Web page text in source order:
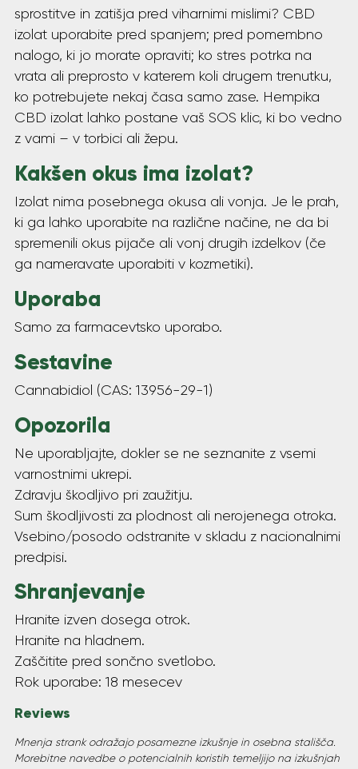
sprostitve in zatišja pred viharnimi mislimi? CBD
izolat uporabite pred spanjem; pred pomembno
nalogo, ki jo morate opraviti; ko stres potrka na
vrata ali preprosto v katerem koli drugem trenutku,
ko potrebujete nekaj časa samo zase. Hempika
CBD izolat lahko postane vaš SOS klic, ki bo vedno
z vami – v torbici ali žepu.
Kakšen okus ima izolat?
Izolat nima posebnega okusa ali vonja. Je le prah,
ki ga lahko uporabite na različne načine, ne da bi
spremenili okus pijače ali vonj drugih izdelkov (če
ga nameravate uporabiti v kozmetiki).
Uporaba
Samo za farmacevtsko uporabo.
Sestavine
Cannabidiol (CAS: 13956-29-1)
Opozorila
Ne uporabljajte, dokler se ne seznanite z vsemi
varnostnimi ukrepi.
Zdravju škodljivo pri zaužitju.
Sum škodljivosti za plodnost ali nerojenega otroka.
Vsebino/posodo odstranite v skladu z nacionalnimi
predpisi.
Shranjevanje
Hranite izven dosega otrok.
Hranite na hladnem.
Zaščitite pred sončno svetlobo.
Rok uporabe: 18 mesecev
Reviews
Mnenja strank odražajo posamezne izkušnje in osebna stališča.
Morebitne navedbe o potencialnih koristih temeljijo na izkušnjah